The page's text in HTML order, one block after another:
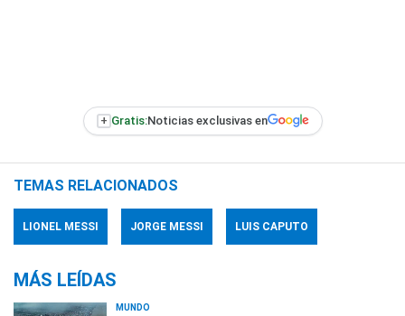
+ Gratis:Noticias exclusivas en
TEMAS RELACIONADOS
LIONEL MESSI JORGE MESSI LUIS CAPUTO
MÁS LEÍDAS
MUNDO